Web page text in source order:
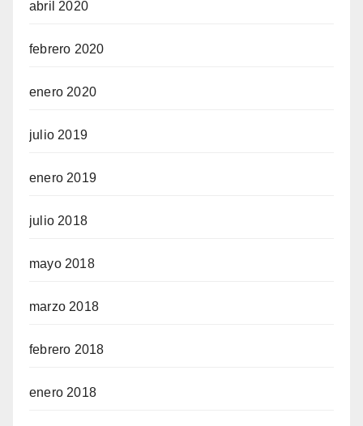
abril 2020
febrero 2020
enero 2020
julio 2019
enero 2019
julio 2018
mayo 2018
marzo 2018
febrero 2018
enero 2018